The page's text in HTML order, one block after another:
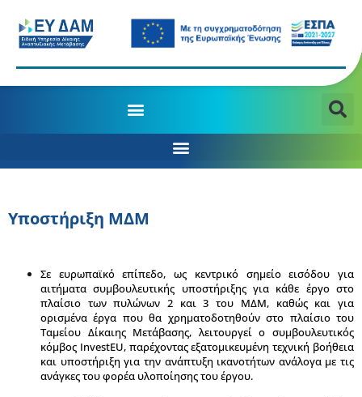
Υποστήριξη ΜΔΜ
Σε ευρωπαϊκό επίπεδο, ως κεντρικό σημείο εισόδου για
αιτήματα συμβουλευτικής υποστήριξης για κάθε έργο στο
πλαίσιο των πυλώνων 2 και 3 του ΜΔΜ, καθώς και για
ορισμένα έργα που θα χρηματοδοτηθούν στο πλαίσιο του
Ταμείου Δίκαιης Μετάβασης, λειτουργεί o συμβουλευτικός
κόμβος InvestEU, παρέχοντας εξατομικευμένη τεχνική βοήθεια
και υποστήριξη για την ανάπτυξη ικανοτήτων ανάλογα με τις
ανάγκες του φορέα υλοποίησης του έργου.